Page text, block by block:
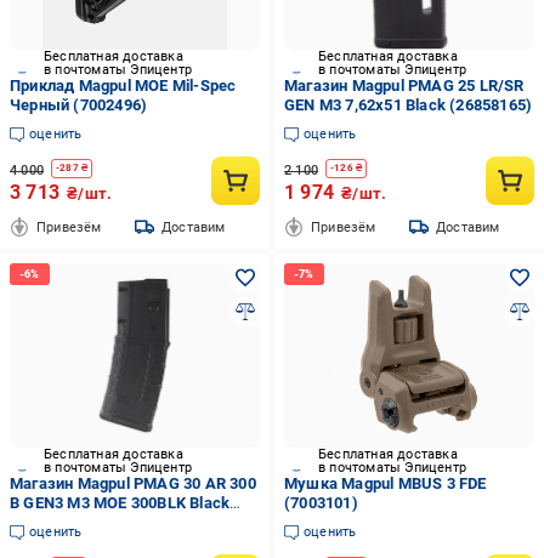
Бесплатная доставка
в почтоматы Эпицентр
Приклад Magpul MOE Mil-Spec
Черный (7002496)
оценить
4 000 -287₴
3 713 ₴/шт.
Привезём Доставим
Бесплатная доставка
в почтоматы Эпицентр
Магазин Magpul PMAG 25 LR/SR
GEN M3 7,62x51 Black (26858165)
оценить
2 100 -126₴
1 974 ₴/шт.
Привезём Доставим
Бесплатная доставка
в почтоматы Эпицентр
Магазин Magpul PMAG 30 AR 300
B GEN3 M3 MOE 300BLK Black
(7001804)
оценить
Бесплатная доставка
в почтоматы Эпицентр
Мушка Magpul MBUS 3 FDE
(7003101)
оценить